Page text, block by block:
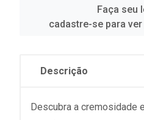
Faça seu
cadastre-se para
Descrição
Descubra a cremosidade